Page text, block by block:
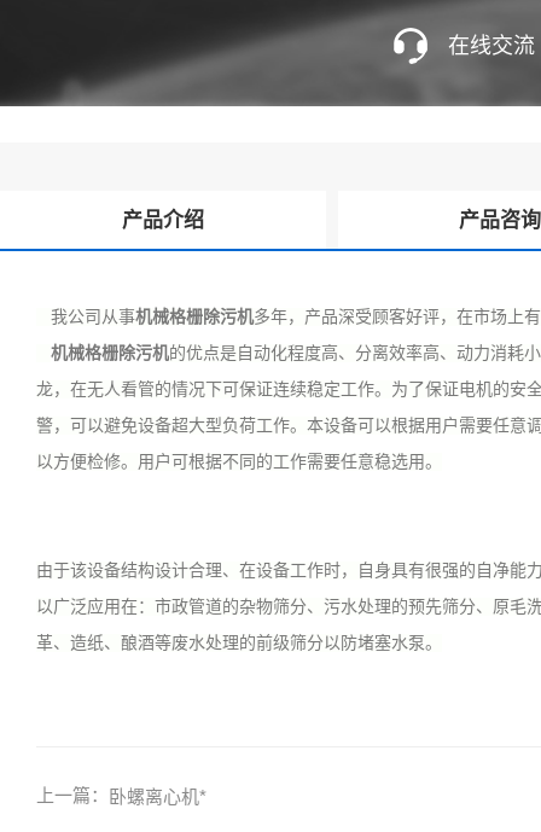
在线交流
产品介绍 产品咨询
我公司从事机械格栅除污机多年，产品深受顾客好评，在市场上
机械格栅除污机的优点是自动化程度高、分离效率高、动力消耗
龙，在无人看管的情况下可保证连续稳定工作。为了保证电机的
警，可以避免设备超大型负荷工作。本设备可以根据用户需要任
以方便检修。用户可根据不同的工作需要任意稳选用。
由于该设备结构设计合理、在设备工作时，自身具有很强的自净
以广泛应用在：市政管道的杂物筛分、污水处理的预先筛分、原
革、造纸、酿酒等废水处理的前级筛分以防堵塞水泵。
上一篇： 卧螺离心机*